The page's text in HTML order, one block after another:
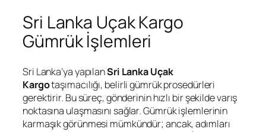
Sri Lanka Uçak Kargo
Gümrük İşlemleri
Sri Lanka’ya yapılanSri Lanka Uçak
Kargotaşımacılığı, belirli gümrük prosedürleri
gerektirir. Bu süreç, gönderinin hızlı bir şekilde varış
noktasına ulaşmasını sağlar. Gümrük işlemlerinin
karmaşık görünmesi mümkündür; ancak, adımları